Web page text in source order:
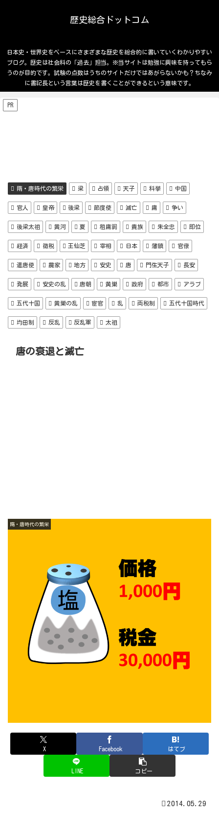
歴史総合ドットコム
日本史・世界史をベースにさまざまな歴史を総合的に書いていくわかりやすい
ブログ。歴史は社会科の「過去」担当。※当サイトは勉強に興味を持ってもら
うのが目的です。試験の点数はうちのサイトだけではあがらないかも？ちなみ
に書記長という言葉は歴史を書くことができるという意味です。
PR
隋・唐時代の繁栄 梁 占領 天子 科挙 中国
官人 皇帝 後梁 節度使 滅亡 庸 争い
後梁太祖 黄河 夏 租庸調 貴族 朱全忠 即位
経済 徴税 王仙芝 宰相 日本 藩鎮 官僚
遣唐使 農家 地方 安史 唐 門生天子 長安
発展 安史の乱 唐朝 黄巣 政府 都市 アラブ
五代十国 黄巣の乱 宦官 乱 両税制 五代十国時代
均田制 反乱 反乱軍 太祖
唐の衰退と滅亡
隋・唐時代の繁栄
X Facebook はてブ
LINE コピー
2014.05.29